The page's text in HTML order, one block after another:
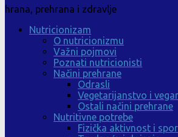
hrana, prehrana i zdravlje
Nutricionizam
O nutricionizmu
Važni pojmovi
Poznati nutricionisti
Načini prehrane
Odrasli
Vegetarijanstvo i
Ostali načini prehrane
Nutritivne potrebe
Fizička aktivnost i